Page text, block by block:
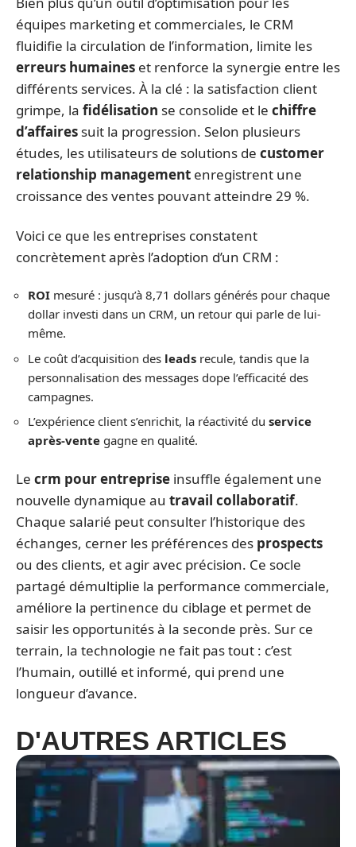
équipes marketing et commerciales, le CRM
fluidifie la circulation de l’information, limite les
erreurs humaines et renforce la synergie entre les
différents services. À la clé : la satisfaction client
grimpe, la fidélisation se consolide et le chiffre
d’affaires suit la progression. Selon plusieurs
études, les utilisateurs de solutions de customer
relationship management enregistrent une
croissance des ventes pouvant atteindre 29 %.
Voici ce que les entreprises constatent
concrètement après l’adoption d’un CRM :
ROI mesuré : jusqu’à 8,71 dollars générés pour chaque
dollar investi dans un CRM, un retour qui parle de lui-
même.
Le coût d’acquisition des leads recule, tandis que la
personnalisation des messages dope l’efficacité des
campagnes.
L’expérience client s’enrichit, la réactivité du service
après-vente gagne en qualité.
Le crm pour entreprise insuffle également une
nouvelle dynamique au travail collaboratif.
Chaque salarié peut consulter l’historique des
échanges, cerner les préférences des prospects
ou des clients, et agir avec précision. Ce socle
partagé démultiplie la performance commerciale,
améliore la pertinence du ciblage et permet de
saisir les opportunités à la seconde près. Sur ce
terrain, la technologie ne fait pas tout : c’est
l’humain, outillé et informé, qui prend une
longueur d’avance.
D'AUTRES ARTICLES